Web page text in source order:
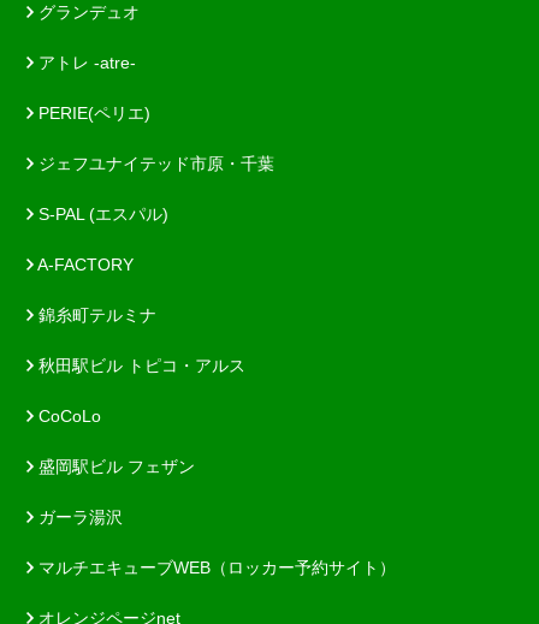
グランデュオ
アトレ -atre-
PERIE(ペリエ)
ジェフユナイテッド市原・千葉
S-PAL (エスパル)
A-FACTORY
錦糸町テルミナ
秋田駅ビル トピコ・アルス
CoCoLo
盛岡駅ビル フェザン
ガーラ湯沢
マルチエキューブWEB（ロッカー予約サイト）
オレンジページnet